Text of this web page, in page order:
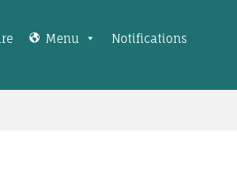
Menu Notifications